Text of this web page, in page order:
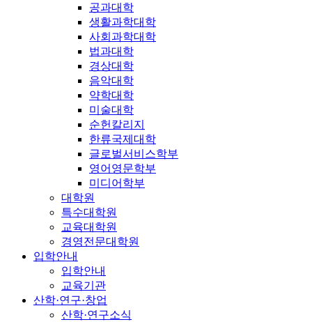
공과대학
생활과학대학
사회과학대학
법과대학
경상대학
음악대학
약학대학
미술대학
순헌칼리지
한류국제대학
글로벌서비스학부
영어영문학부
미디어학부
대학원
특수대학원
교육대학원
경영전문대학원
입학안내
입학안내
교육기관
산학·연구·창업
산학·연구소식